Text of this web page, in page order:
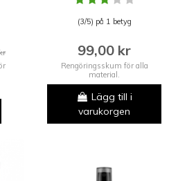
(3/5) på 1 betyg
99,00 kr
Rengöringsskum för alla
material.
Lägg till i
varukorgen